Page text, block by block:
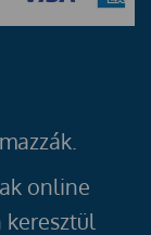
online